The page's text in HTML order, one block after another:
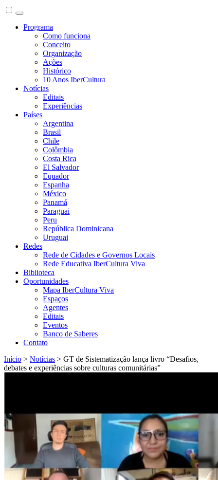
Programa
Como funciona
Conceito
Organização
Ações
Histórico
10 Anos IberCultura
Notícias
Editais
Experiências
Países
Argentina
Brasil
Chile
Colômbia
Costa Rica
El Salvador
Equador
Espanha
México
Panamá
Paraguai
Peru
República Dominicana
Uruguai
Redes
Rede de Cidades e Governos Locais
Rede Educativa IberCultura Viva
Biblioteca
Oportunidades
Mapa IberCultura Viva
Espaços
Agentes
Editais
Eventos
Banco de Saberes
Contato
Início > Notícias > GT de Sistematização lança livro “Desafios,
debates e experiências sobre culturas comunitárias”